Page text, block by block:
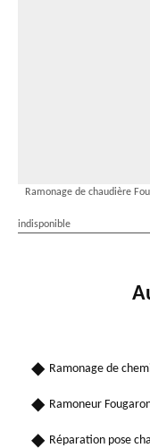
Ramonage de chaudière
indisponible
Ramonage de
Ramoneur
Réparation pose